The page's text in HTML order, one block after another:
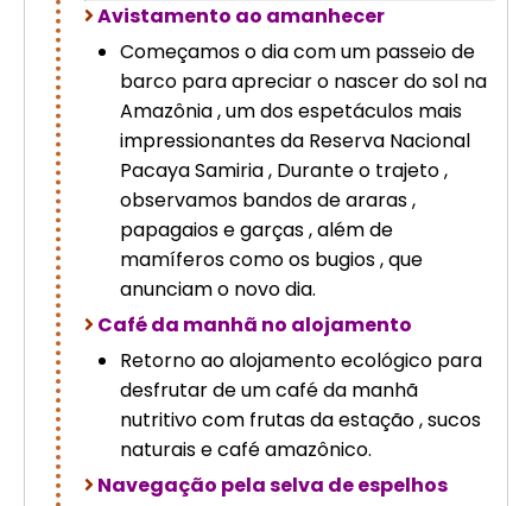
Avistamento ao amanhecer
Começamos o dia com um passeio de
barco para apreciar o nascer do sol na
Amazônia , um dos espetáculos mais
impressionantes da Reserva Nacional
Pacaya Samiria , Durante o trajeto ,
observamos bandos de araras ,
papagaios e garças , além de
mamíferos como os bugios , que
anunciam o novo dia.
Café da manhã no alojamento
Retorno ao alojamento ecológico para
desfrutar de um café da manhã
nutritivo com frutas da estação , sucos
naturais e café amazônico.
Navegação pela selva de espelhos